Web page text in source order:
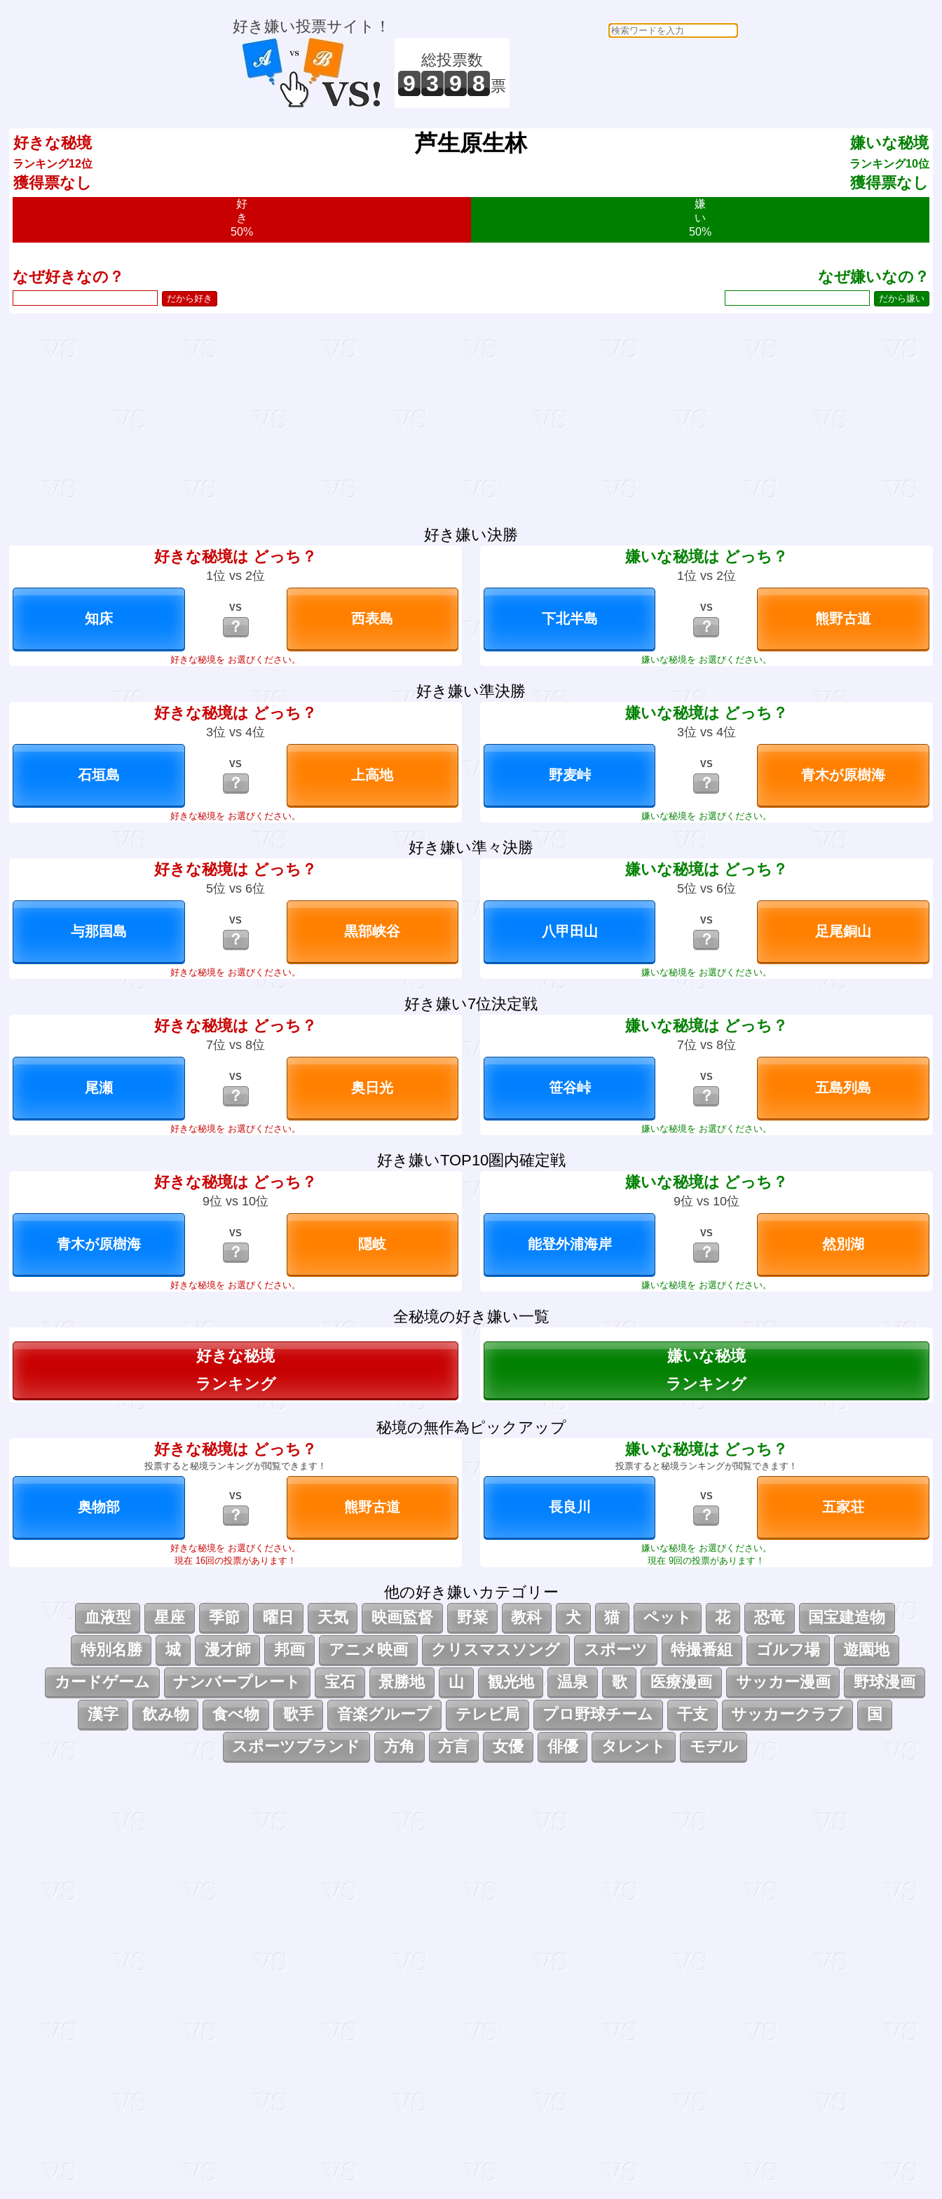
好き嫌い投票サイト！
総投票数
9 3 9 8 票
好きな秘境
ランキング12位
獲得票なし
嫌いな秘境
ランキング10位
獲得票なし
芦生原生林
好
き
50%
嫌
い
50%
なぜ好きなの？ なぜ嫌いなの？
好き嫌い決勝
好きな秘境は どっち？
1位 vs 2位
VS
？
好きな秘境を お選びください。
嫌いな秘境は どっち？
1位 vs 2位
VS
？
嫌いな秘境を お選びください。
好き嫌い準決勝
好きな秘境は どっち？
3位 vs 4位
VS
？
好きな秘境を お選びください。
嫌いな秘境は どっち？
3位 vs 4位
VS
？
嫌いな秘境を お選びください。
好き嫌い準々決勝
好きな秘境は どっち？
5位 vs 6位
VS
？
好きな秘境を お選びください。
嫌いな秘境は どっち？
5位 vs 6位
VS
？
嫌いな秘境を お選びください。
好き嫌い7位決定戦
好きな秘境は どっち？
7位 vs 8位
VS
？
好きな秘境を お選びください。
嫌いな秘境は どっち？
7位 vs 8位
VS
？
嫌いな秘境を お選びください。
好き嫌いTOP10圏内確定戦
好きな秘境は どっち？
9位 vs 10位
VS
？
好きな秘境を お選びください。
嫌いな秘境は どっち？
9位 vs 10位
VS
？
嫌いな秘境を お選びください。
全秘境の好き嫌い一覧
好きな秘境
ランキング
嫌いな秘境
ランキング
秘境の無作為ピックアップ
好きな秘境は どっち？
投票すると秘境ランキングが閲覧できます！
VS
？
好きな秘境を お選びください。
現在 16回の投票があります！
嫌いな秘境は どっち？
投票すると秘境ランキングが閲覧できます！
VS
？
嫌いな秘境を お選びください。
現在 9回の投票があります！
他の好き嫌いカテゴリー
血液型
星座 季節 曜日 天気 映画監督 野菜 教科 犬 猫 ペット 花 恐竜
国宝建造物
特別名勝
城 漫才師 邦画 アニメ映画 クリスマスソング スポーツ 特撮番組 ゴルフ場
遊園地
カードゲーム
ナンバープレート 宝石 景勝地 山 観光地 温泉 歌 医療漫画 サッカー漫画
野球漫画
漢字
飲み物 食べ物 歌手 音楽グループ テレビ局 プロ野球チーム 干支 サッカークラブ
国
スポーツブランド
方角 方言 女優 俳優 タレント モデル